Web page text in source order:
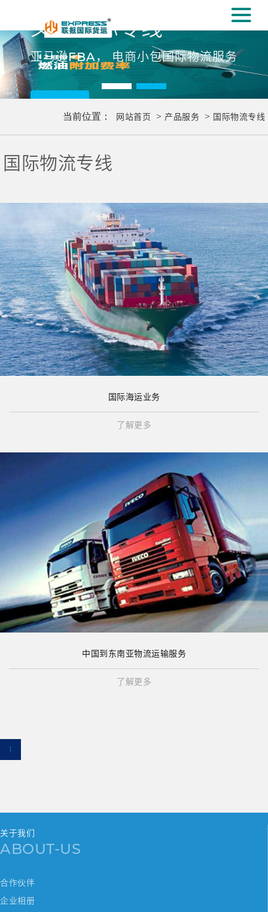
义乌国际专线
亚马逊FBA， 电商小包国际物流服务
当前位置： 网站首页 > 产品服务 > 国际物流专线
国际物流专线
国际海运业务
了解更多
中国到东南亚物流运输服务
了解更多
1
关于我们
ABOUT-US
合作伙伴
企业相册